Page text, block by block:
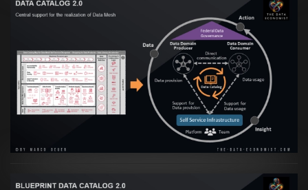
Artikel:Data Mesh Ökosysteme: Die
Transformation zur Data Inspired Human
Culture
VIEW